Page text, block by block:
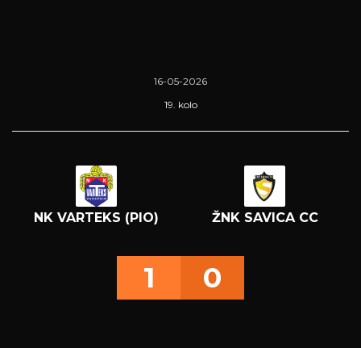
16-05-2026
19. kolo
NK VARTEKS (PIO) ŽNK SAVICA CC
1 0